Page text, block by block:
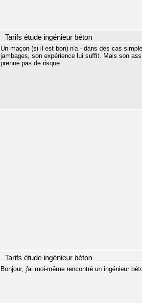
Tarifs étude ingénieur béton
Un maçon (si il est bon) n'a - dans des cas
jambages, son expérience lui suffit. Mais son
prenne pas de risque.
Tarifs étude ingénieur béton
Bonjour, j'ai moi-même rencontré un ingénieur